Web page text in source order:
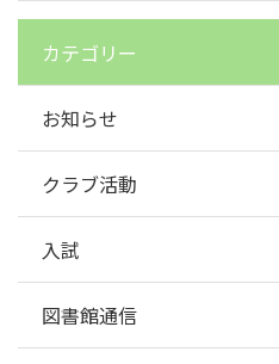
カテゴリー
お知らせ
クラブ活動
入試
図書館通信